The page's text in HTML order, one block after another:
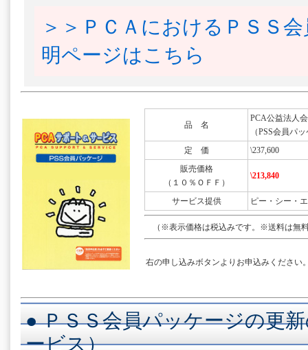
＞＞ＰＣＡにおけるＰＳＳ
明ページはこちら
品 名
PCA公益法人
（PSS会員パ
定 価
\237,600
販売価格
（１０％ＯＦＦ）
\213,840
サービス提供 ピー・シー・
（※表示価格は税込みです。※送料は無
右の申し込みボタンよりお申込みください
● ＰＳＳ会員パッケージの更
ービス）